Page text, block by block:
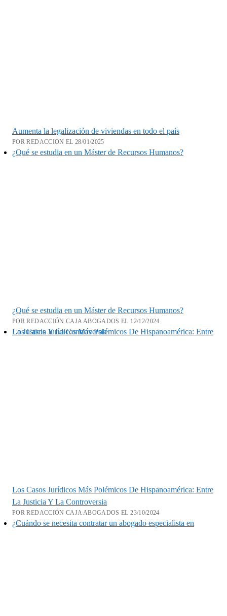
Aumenta la legalización de viviendas en todo el país
POR REDACCION EL 28/01/2025
¿Qué se estudia en un Máster de Recursos Humanos?
¿Qué se estudia en un Máster de Recursos Humanos?
POR REDACCIÓN CAJA ABOGADOS EL 12/12/2024
Los Casos Jurídicos Más Polémicos De Hispanoamérica: Entre La Justicia Y La Controversia
Los Casos Jurídicos Más Polémicos De Hispanoamérica: Entre
La Justicia Y La Controversia
POR REDACCIÓN CAJA ABOGADOS EL 23/10/2024
¿Cuándo se necesita contratar un abogado especialista en